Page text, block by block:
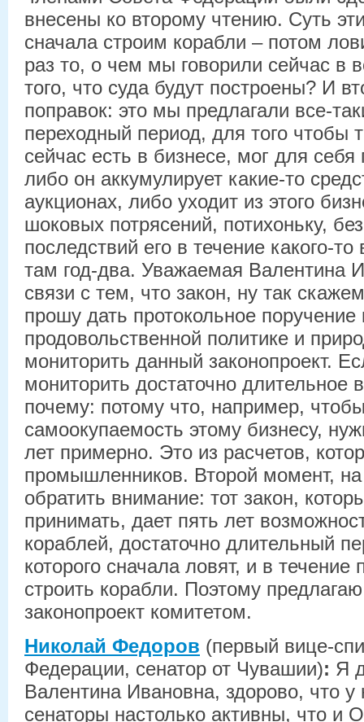
внесены ко второму чтению. Суть
сначала строим корабли – потом
раз то, о чем мы говорили сейчас в
того, что суда будут построены? И
поправок: это мы предлагали все-
переходный период, для того чтобы
сейчас есть в бизнесе, мог для
либо он аккумулирует какие-то
аукционах, либо уходит из этого
шоковых потрясений, потихоньку,
последствий его в течение какого-
там год-два. Уважаемая Валентина
связи с тем, что закон, ну так
прошу дать протокольное поручение
продовольственной политике и
мониторить данный законопроект.
мониторить достаточно
почему: потому что, например,
самоокупаемость этому бизнесу,
лет примерно. Это из расчетов,
промышленников. Второй момент,
обратить внимание: тот закон,
принимать, дает пять лет
кораблей, достаточно длительный
которого сначала ловят, и в течение
строить корабли. Поэтому
законопроект комитетом.
Николай Федоров (первый вице-
Федерации, сенатор от Чувашии): Я
Валентина Ивановна, здорово, что у
сенаторы настолько активны, что и